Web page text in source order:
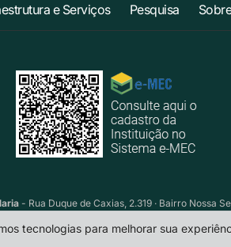
e Serviços Pesquisa
- Rua Duque de Caxias, 2.319 · Bairro Nossa
tecnologias para melhorar sua